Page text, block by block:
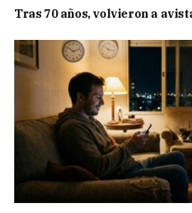
Tras 70 años, volvieron a